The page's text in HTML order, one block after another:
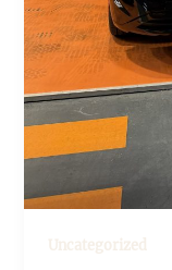
Uncategorized